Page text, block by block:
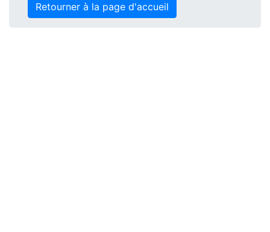
Retourner à la page d'accueil